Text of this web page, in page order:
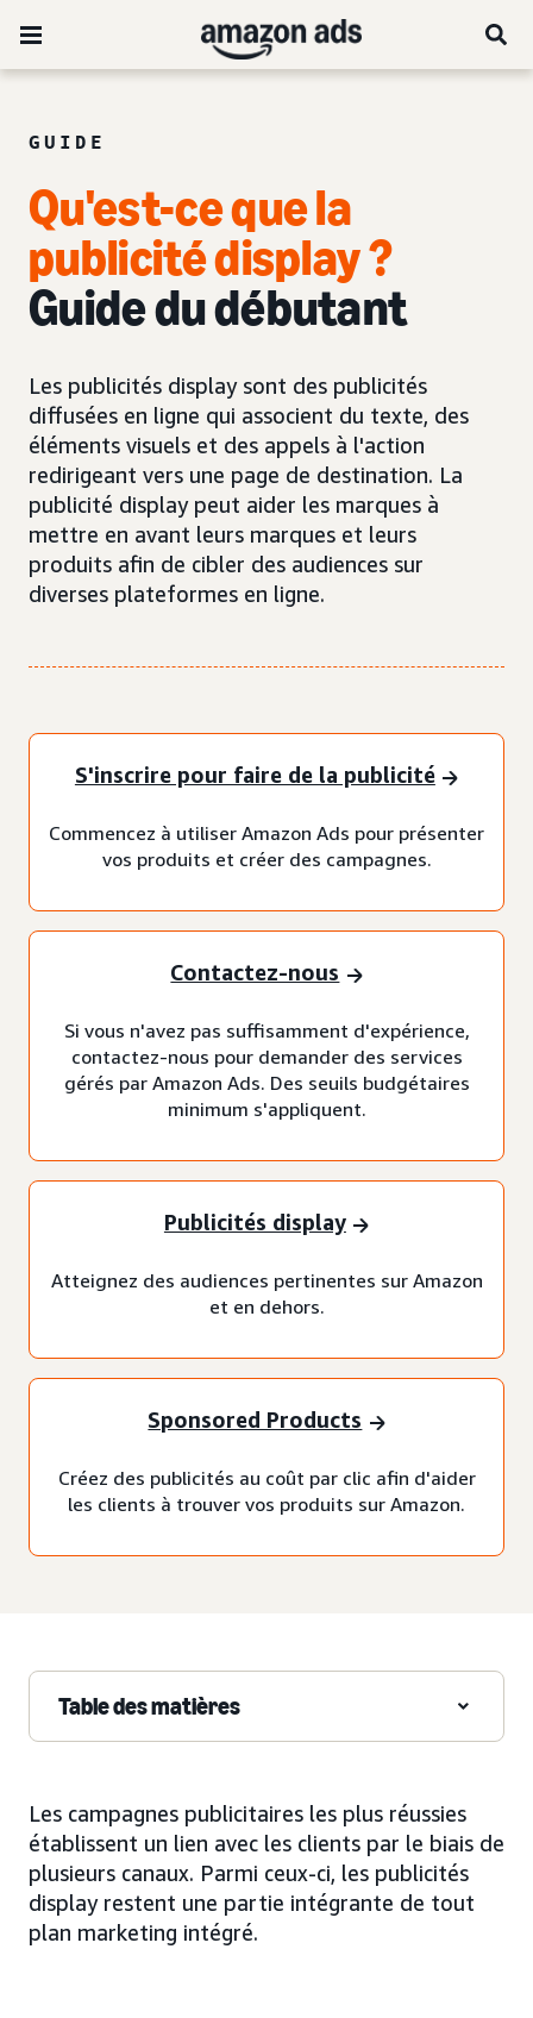
GUIDE
Qu'est-ce que la
publicité display ?
Guide du débutant
Les publicités display sont des publicités
diffusées en ligne qui associent du texte, des
éléments visuels et des appels à l'action
redirigeant vers une page de destination. La
publicité display peut aider les marques à
mettre en avant leurs marques et leurs
produits afin de cibler des audiences sur
diverses plateformes en ligne.
S'inscrire pour faire de la publicité
Commencez à utiliser Amazon Ads pour présenter
vos produits et créer des campagnes.
Contactez-nous
Si vous n'avez pas suffisamment d'expérience,
contactez-nous pour demander des services
gérés par Amazon Ads. Des seuils budgétaires
minimum s'appliquent.
Publicités display
Atteignez des audiences pertinentes sur Amazon
et en dehors.
Sponsored Products
Créez des publicités au coût par clic afin d'aider
les clients à trouver vos produits sur Amazon.
Table des matières
Les campagnes publicitaires les plus réussies
établissent un lien avec les clients par le biais de
plusieurs canaux. Parmi ceux-ci, les publicités
display restent une partie intégrante de tout
plan marketing intégré.